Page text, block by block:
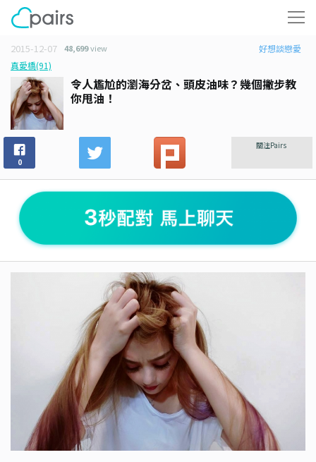
2015-12-07 48,699view
好想談戀愛
真愛橋(91)
令人尷尬的瀏海分岔、頭皮油味？幾個撇步教
你甩油！
0
關注Pairs